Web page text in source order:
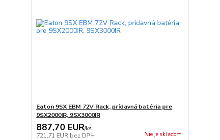
Eaton 9SX EBM 72V Rack, prídavná batéria pre
9SX2000IR, 9SX3000IR
887,70 EUR/ks
721,71 EUR bez DPH Nie je skladom